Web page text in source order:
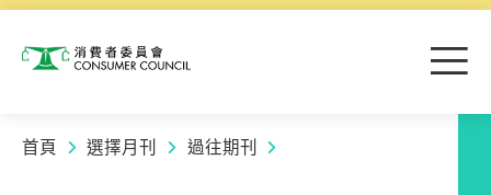
消費者委員會 目
首頁 選擇月刊 過往期刊